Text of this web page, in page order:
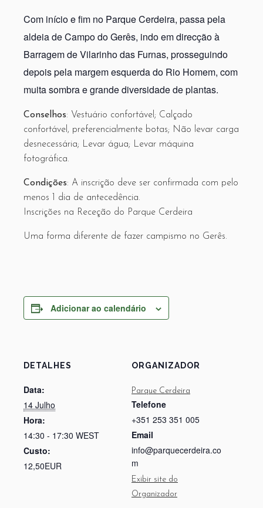
Com início e fim no Parque Cerdeira, passa pela
aldeia de Campo do Gerês, indo em direcção à
Barragem de Vilarinho das Furnas, prosseguindo
depois pela margem esquerda do Rio Homem, com
muita sombra e grande diversidade de plantas.
Conselhos: Vestuário confortável; Calçado
confortável, preferencialmente botas; Não levar carga
desnecessária; Levar água; Levar máquina
fotográfica.
Condições: A inscrição deve ser confirmada com pelo
menos 1 dia de antecedência.
Inscrições na Receção do Parque Cerdeira
Uma forma diferente de fazer campismo no Gerês.
Adicionar ao calendário
DETALHES
Data:
14 Julho
Hora:
14:30 - 17:30 WEST
Custo:
12,50EUR
ORGANIZADOR
Parque Cerdeira
Telefone
+351 253 351 005
Email
info@parquecerdeira.co
m
Exibir site do
Organizador